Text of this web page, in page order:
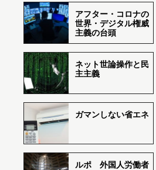
アフター・コロナの
世界・デジタル権威
主義の台頭
ネット世論操作と民
主主義
ガマンしない省エネ
ルポ 外国人労働者